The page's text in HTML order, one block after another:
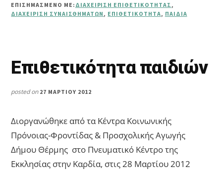
ΕΠΙΣΗΜΑΣΜΈΝΟ ΜΕ: ΔΙΑΧΕΊΡΙΣΗ ΕΠΙΘΕΤΙΚΌΤΗΤΑΣ ,
ΔΙΑΧΕΊΡΙΣΗ ΣΥΝΑΙΣΘΗΜΆΤΩΝ , ΕΠΙΘΕΤΙΚΌΤΗΤΑ, ΠΑΙΔΙΆ
Επιθετικότητα παιδιών
posted on 27 ΜΑΡΤΊΟΥ 2012
Διοργανώθηκε από τα Κέντρα Κοινωνικής
Πρόνοιας-Φροντίδας & Προσχολικής Αγωγής
Δήμου Θέρμης στο Πνευματικό Κέντρο της
Εκκλησίας στην Καρδία, στις 28 Μαρτίου 2012